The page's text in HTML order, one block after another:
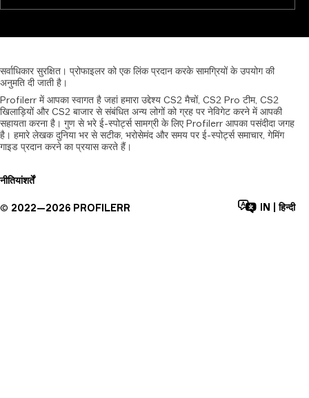
सर्वाधिकार सुरक्षित। प्रोफाइलर को एक लिंक प्रदान करके सामग्रियों के उपयोग की
अनुमति दी जाती है।
Profilerr में आपका स्वागत है जहां हमारा उद्देश्य CS2 मैचों, CS2 Pro टीम, CS2
खिलाड़ियों और CS2 बाजार से संबंधित अन्य लोगों को ग्रह पर नेविगेट करने में आपकी
सहायता करना है। गुण से भरे ई-स्पोर्ट्स सामग्री के लिए Profilerr आपका पसंदीदा जगह
है। हमारे लेखक दुनिया भर से सटीक, भरोसेमंद और समय पर ई-स्पोर्ट्स समाचार, गेमिंग
गाइड प्रदान करने का प्रयास करते हैं।
नीतियांशर्तें
© 2022—2026 PROFILERR IN |हिन्दी